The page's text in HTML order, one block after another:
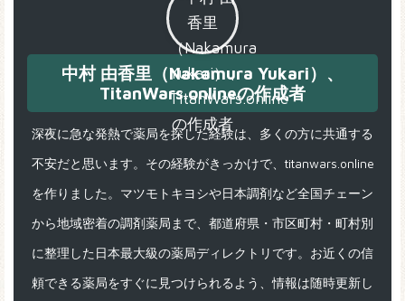
中村 由香里（Nakamura Yukari）、
TitanWars.onlineの作成者
深夜に急な発熱で薬局を探した経験は、多くの方に共通する
不安だと思います。その経験がきっかけで、titanwars.online
を作りました。マツモトキヨシや日本調剤など全国チェーン
から地域密着の調剤薬局まで、都道府県・市区町村・町村別
に整理した日本最大級の薬局ディレクトリです。お近くの信
頼できる薬局をすぐに見つけられるよう、情報は随時更新し